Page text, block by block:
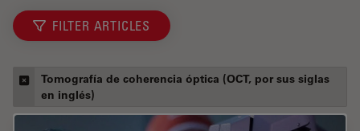
FILTER ARTICLES
Tomografía de coherencia óptica (OCT, por sus siglas
en inglés)